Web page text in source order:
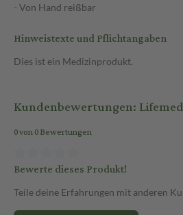
- Von Hand reißbar
Hinweistexte und Pflichtangaben
Dies ist ein Medizinprodukt.
Kundenbewertungen:
0 von 0 Bewertungen
Bewerte dieses Produkt!
Teile deine Erfahrungen mit anderen